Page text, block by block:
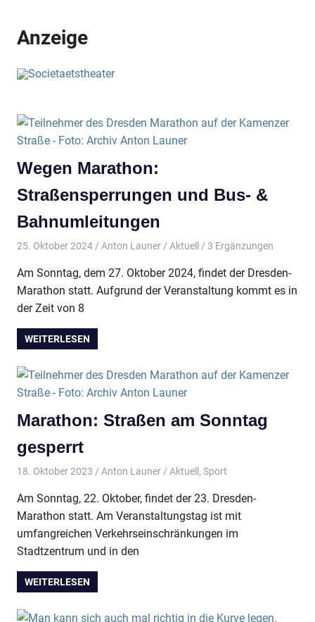
Anzeige
Wegen Marathon:
Straßensperrungen und Bus- &
Bahnumleitungen
25. Oktober 2024 Anton Launer Aktuell / 3 Ergänzungen
Am Sonntag, dem 27. Oktober 2024, findet der Dresden-
Marathon statt. Aufgrund der Veranstaltung kommt es in
der Zeit von 8
WEITERLESEN
Marathon: Straßen am Sonntag
gesperrt
18. Oktober 2023 Anton Launer Aktuell , Sport
Am Sonntag, 22. Oktober, findet der 23. Dresden-
Marathon statt. Am Veranstaltungstag ist mit
umfangreichen Verkehrseinschränkungen im
Stadtzentrum und in den
WEITERLESEN